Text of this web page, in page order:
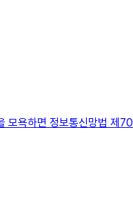
욕하면 정보통신망법 제